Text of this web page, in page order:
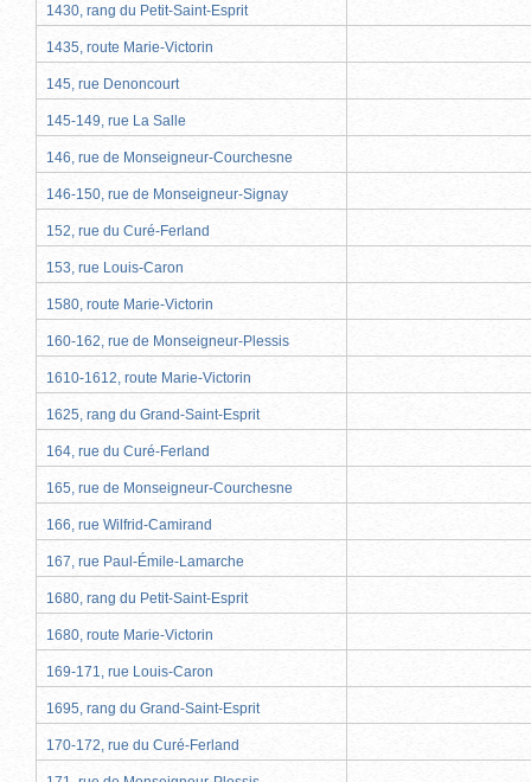
1430, rang du Petit-Saint-Esprit
1435, route Marie-Victorin
145, rue Denoncourt
145-149, rue La Salle
146, rue de Monseigneur-Courchesne
146-150, rue de Monseigneur-Signay
152, rue du Curé-Ferland
153, rue Louis-Caron
1580, route Marie-Victorin
160-162, rue de Monseigneur-Plessis
1610-1612, route Marie-Victorin
1625, rang du Grand-Saint-Esprit
164, rue du Curé-Ferland
165, rue de Monseigneur-Courchesne
166, rue Wilfrid-Camirand
167, rue Paul-Émile-Lamarche
1680, rang du Petit-Saint-Esprit
1680, route Marie-Victorin
169-171, rue Louis-Caron
1695, rang du Grand-Saint-Esprit
170-172, rue du Curé-Ferland